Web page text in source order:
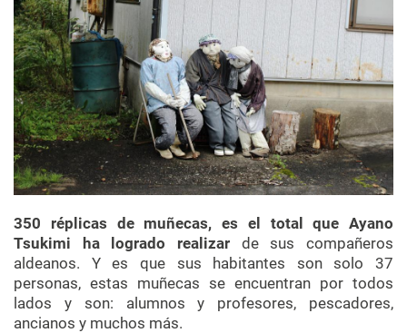
350 réplicas de muñecas, es el total que Ayano
Tsukimi ha logrado realizar de sus compañeros
aldeanos. Y es que sus habitantes son solo 37
personas, estas muñecas se encuentran por todos
lados y son: alumnos y profesores, pescadores,
ancianos y muchos más.